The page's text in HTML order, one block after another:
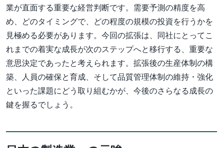
業が直面する重要な経営判断です。需要予測の精度を高
め、どのタイミングで、どの程度の規模の投資を行うかを
見極める必要があります。今回の拡張は、同社にとってこ
れまでの着実な成長が次のステップへと移行する、重要な
意思決定であったと考えられます。拡張後の生産体制の構
築、人員の確保と育成、そして品質管理体制の維持・強化
といった課題にどう取り組むかが、今後のさらなる成長の
鍵を握るでしょう。